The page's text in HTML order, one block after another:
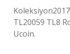
TL20059 TL8
Ucoin.